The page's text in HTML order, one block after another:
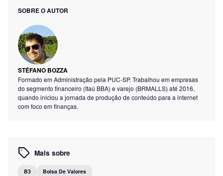
SOBRE O AUTOR
STÉFANO BOZZA
Formado em Administração pela PUC-SP. Trabalhou em empresas
do segmento financeiro (Itaú BBA) e varejo (BRMALLS) até 2016,
quando iniciou a jornada de produção de conteúdo para a internet
com foco em finanças.
Mais sobre
B3 Bolsa De Valores